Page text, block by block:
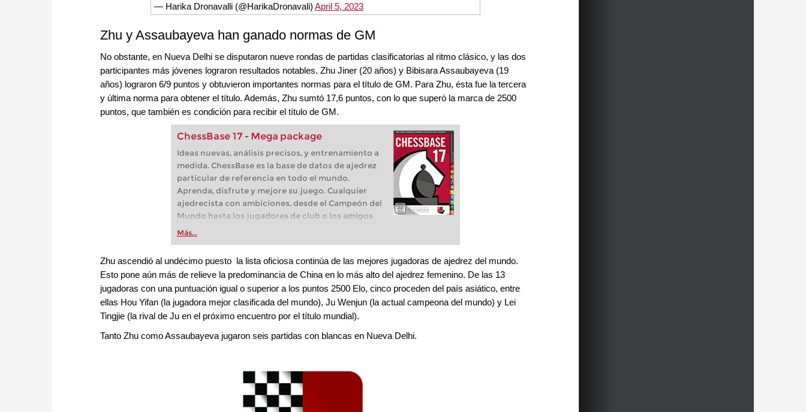
— Harika Dronavalli (@HarikaDronavali)April 5, 2023
Zhu y Assaubayeva han ganado normas de GM
No obstante, en Nueva Delhi se disputaron nueve rondas de partidas clasificatorias al ritmo clásico, y las dos
participantes más jóvenes lograron resultados notables. Zhu Jiner (20 años) y Bibisara Assaubayeva (19
años) lograron 6/9 puntos y obtuvieron importantes normas para el título de GM. Para Zhu, ésta fue la tercera
y última norma para obtener el título. Además, Zhu sumtó 17,6 puntos, con lo que superó la marca de 2500
puntos, que también es condición para recibir el título de GM.
ChessBase 17 - Mega package
Ideas nuevas, análisis precisos, y entrenamiento a
medida. ChessBase es la base de datos de ajedrez
particular de referencia en todo el mundo.
Aprenda, disfrute y mejore su juego. Cualquier
ajedrecista con ambiciones, desde el Campeón del
Mundo hasta los jugadores de club o los amigos
ajedrecistas aficionados, trabajan con esta
Más...
Zhu ascendió al undécimo puesto la lista oficiosa continúa de las mejores jugadoras de ajedrez del mundo.
Esto pone aún más de relieve la predominancia de China en lo más alto del ajedrez femenino. De las 13
jugadoras con una puntuación igual o superior a los puntos 2500 Elo, cinco proceden del país asiático, entre
ellas Hou Yifan (la jugadora mejor clasificada del mundo), Ju Wenjun (la actual campeona del mundo) y Lei
Tingjie (la rival de Ju en el próximo encuentro por el título mundial).
Tanto Zhu como Assaubayeva jugaron seis partidas con blancas en Nueva Delhi.